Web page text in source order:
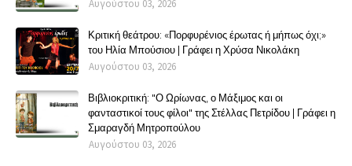
Αυγούστου 03, 2026
Κριτική θεάτρου: «Πορφυρένιος έρωτας ή μήπως όχι;»
του Ηλία Μπούσιου | Γράφει η Χρύσα Νικολάκη
Αυγούστου 03, 2026
Βιβλιοκριτική: "Ο Ωρίωνας, ο Μάξιμος και οι
φανταστικοί τους φίλοι" της Στέλλας Πετρίδου | Γράφει η
Σμαραγδή Μητροπούλου
Αυγούστου 03, 2026